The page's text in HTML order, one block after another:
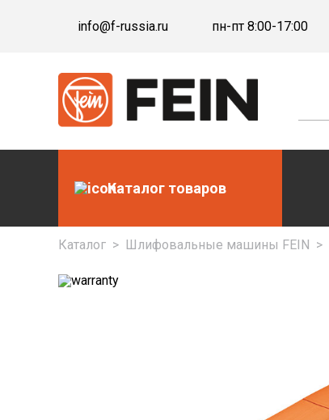
info@f-russia.ru пн-пт 8:00-17:00
Каталог товаров
Каталог > Шлифовальные машины FEIN >